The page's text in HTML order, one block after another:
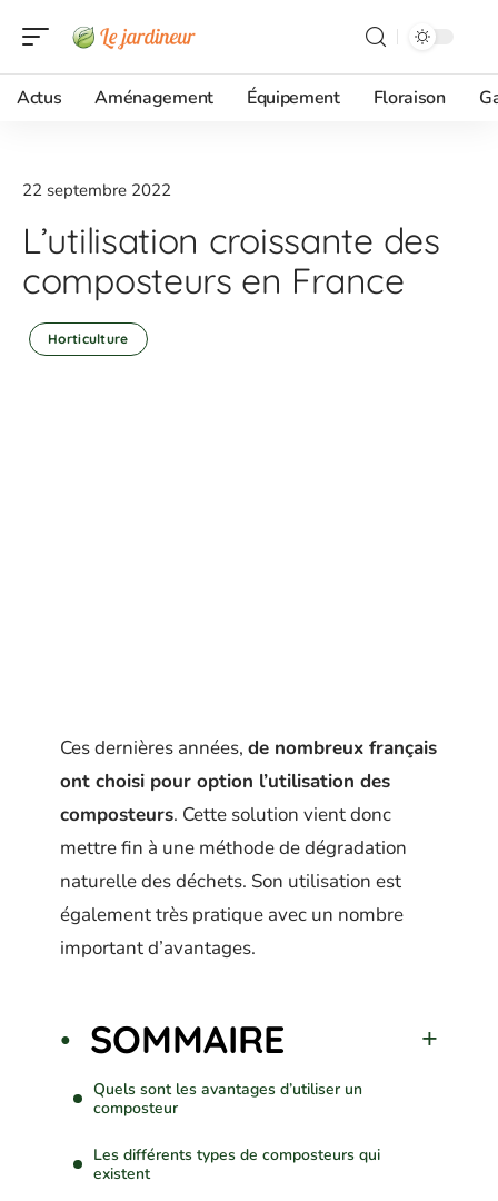
Actus Aménagement Équipement Floraison
22 septembre 2022
L’utilisation croissante des
composteurs en France
Horticulture
Ces dernières années, de nombreux français
ont choisi pour option l’utilisation des
composteurs. Cette solution vient donc
mettre fin à une méthode de dégradation
naturelle des déchets. Son utilisation est
également très pratique avec un nombre
important d’avantages.
SOMMAIRE
Quels sont les avantages d’utiliser un
composteur
Les différents types de composteurs qui
existent